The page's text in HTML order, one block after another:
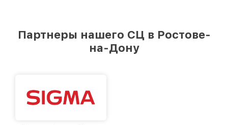
Партнеры нашего СЦ в Ростове-
на-Дону